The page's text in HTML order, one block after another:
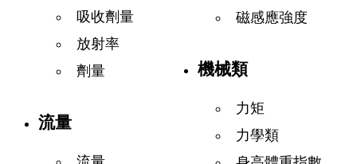
吸收劑量
放射率
劑量
流量
磁感應強度
機械類
力矩
力學類